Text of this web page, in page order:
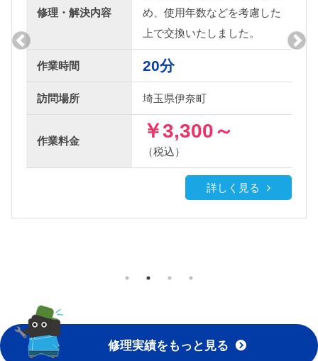
慮した
。
修理・解決内容
しめて、ご相談の上、
たしました。
埼玉県東松山市
￥3,300～
詳しく見る
修理実績をもっと見る